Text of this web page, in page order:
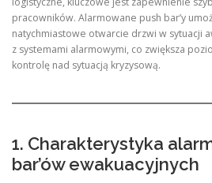
pracowników. Alarmowane push bar’y
natychmiastowe otwarcie drzwi w sytuacji
z systemami alarmowymi, co zwiększa
kontrolę nad sytuacją kryzysową.
1. Charakterystyka
bar’ów ewakuacyjnych